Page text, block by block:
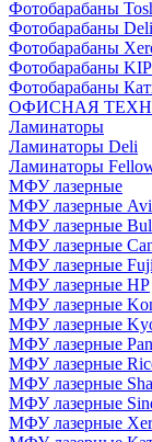
Фотобарабаны
Фотобарабаны Deli
Фотобарабаны
Фотобарабаны KIP
Фотобарабаны
ОФИСНАЯ
Ламинаторы
Ламинаторы Deli
Ламинаторы
МФУ лазерные
МФУ лазерные
МФУ лазерные
МФУ лазерные
МФУ лазерные
МФУ лазерные HP
МФУ лазерные
МФУ лазерные
МФУ лазерные
МФУ лазерные
МФУ лазерные
МФУ лазерные
МФУ лазерные